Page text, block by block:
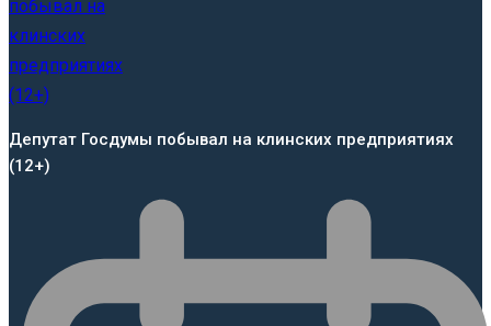
Депутат Госдумы побывал на клинских предприятиях
(12+)